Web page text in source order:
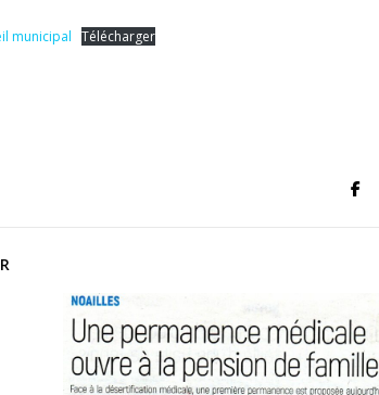
municipal Télécharger